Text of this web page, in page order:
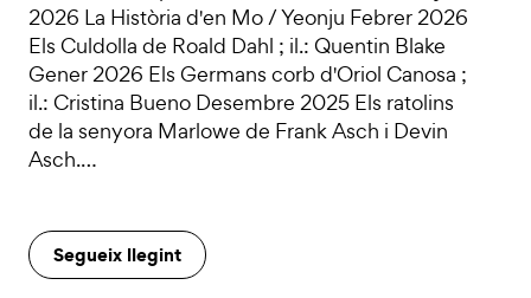
2026 La Història d'en Mo / Yeonju Febrer 2026
Els Culdolla de Roald Dahl ; il.: Quentin Blake
Gener 2026 Els Germans corb d'Oriol Canosa ;
il.: Cristina Bueno Desembre 2025 Els ratolins
de la senyora Marlowe de Frank Asch i Devin
Asch.…
Segueix llegint